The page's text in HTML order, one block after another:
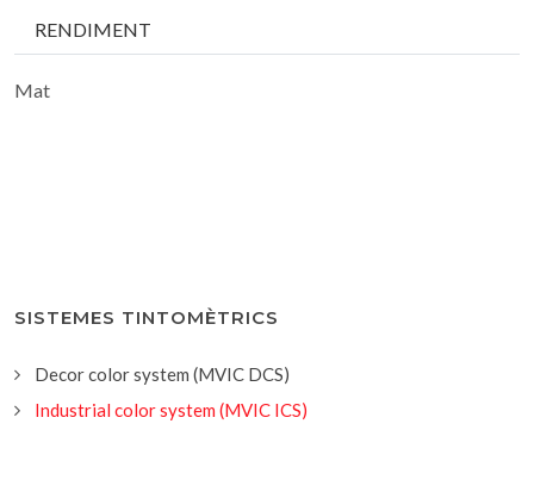
RENDIMENT
Mat
SISTEMES TINTOMÈTRICS
Decor color system (MVIC DCS)
Industrial color system (MVIC ICS)